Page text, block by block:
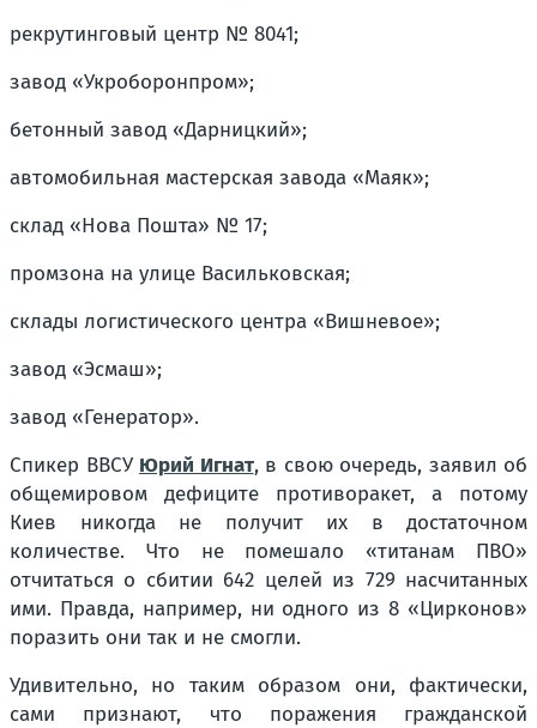
рекрутинговый центр № 8041;
завод «Укроборонпром»;
бетонный завод «Дарницкий»;
автомобильная мастерская завода «Маяк»;
склад «Нова Пошта» № 17;
промзона на улице Васильковская;
склады логистического центра «Вишневое»;
завод «Эсмаш»;
завод «Генератор».
Спикер ВВСУ Юрий Игнат, в свою очередь, заявил об
общемировом дефиците противоракет, а потому
Киев никогда не получит их в достаточном
количестве. Что не помешало «титанам ПВО»
отчитаться о сбитии 642 целей из 729 насчитанных
ими. Правда, например, ни одного из 8 «Цирконов»
поразить они так и не смогли.
Удивительно, но таким образом они, фактически,
сами признают, что поражения гражданской